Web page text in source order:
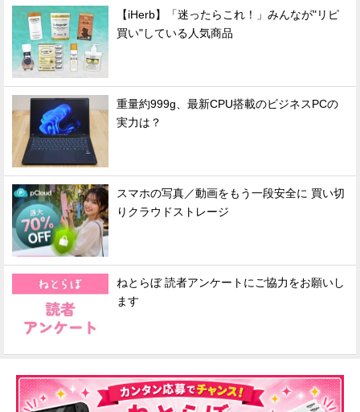
【iHerb】「迷ったらこれ！」みんなが"リピ
買い"している人気商品
重量約999g、最新CPU搭載のビジネスPCの
実力は？
スマホの写真／動画をもう一段安全に 買い切
りクラウドストレージ
ねとらぼ 読者アンケートにご協力をお願いし
ます